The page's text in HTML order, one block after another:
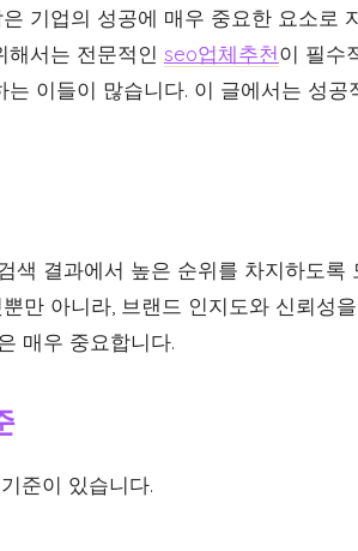
기업의 성공에 매우 중요한 요소로
해서는 전문적인 seo업체추천이 필수
이들이 많습니다. 이 글에서는 성
색 결과에서 높은 순위를 차지하도록
만 아니라, 브랜드 인지도와 신뢰성
매우 중요합니다.
준이 있습니다.